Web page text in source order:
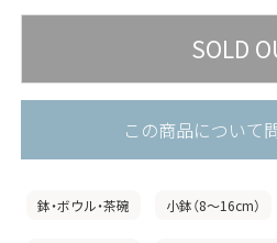
この商品について
鉢・ボウル・茶碗 小鉢（8〜16cm）